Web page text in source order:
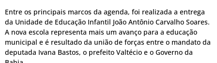
Entre os principais marcos da agenda, foi realizada a entrega
da Unidade de Educação Infantil João Antônio Carvalho Soares.
A nova escola representa mais um avanço para a educação
municipal e é resultado da união de forças entre o mandato da
deputada Ivana Bastos, o prefeito Valtécio e o Governo da